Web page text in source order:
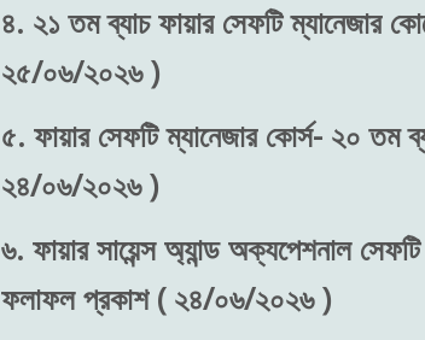
৪. ২১ তম ব্যাচ ফায়ার সেফটি ম্যানেজার
২৫/০৬/২০২৬ )
৫. ফায়ার সেফটি ম্যানেজার কোর্স- ২০ তম
২৪/০৬/২০২৬ )
৬. ফায়ার সায়েন্স অ্যান্ড অক্যপেশনাল
ফলাফল প্রকাশ ( ২৪/০৬/২০২৬ )